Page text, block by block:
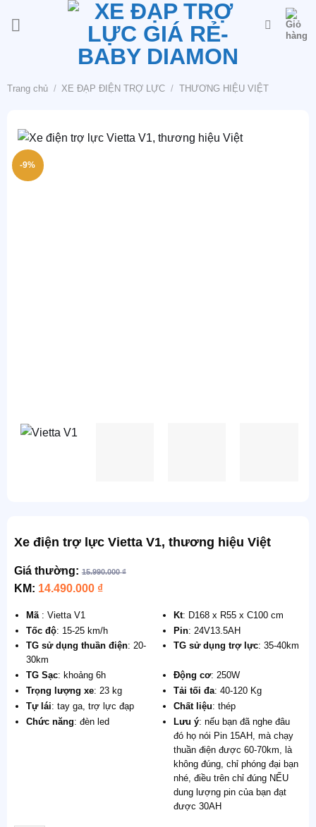
Trang chủ / XE ĐẠP ĐIỆN TRỢ LỰC / THƯƠNG HIỆU VIỆT
-9%
Xe điện trợ lực Vietta V1, thương hiệu Việt
Giá thường:15.990.000₫
KM: 14.490.000 ₫
Mã : Vietta V1 Kt: D168 x R55 x C100 cm
Tốc độ: 15-25 km/h Pin: 24V13.5AH
TG sử dụng thuần điện: 20-
30km
TG sử dụng trợ lực: 35-40km
TG Sạc: khoảng 6h Động cơ: 250W
Trọng lượng xe: 23 kg Tải tối đa: 40-120 Kg
Tự lái: tay ga, trợ lực đạp Chất liệu: thép
Chức năng: đèn led Lưu ý: nếu bạn đã nghe đâu
đó họ nói Pin 15AH, mà chạy
thuần điện được 60-70km, là
không đúng, chỉ phóng đại bạn
nhé, điều trên chỉ đúng NẾU
dung lượng pin của bạn đạt
được 30AH